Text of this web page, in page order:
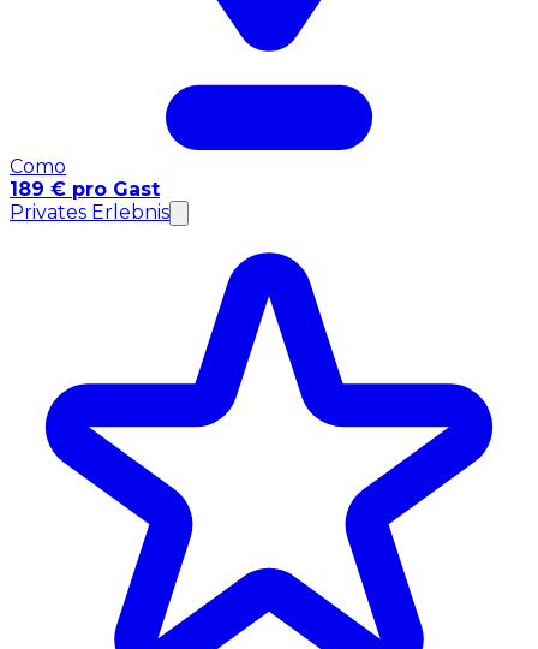
Como
189 € pro Gast
Privates Erlebnis